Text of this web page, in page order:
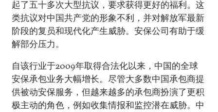
起了五十多次大型抗议，要求获得更好的福利。这
类抗议对中国共产党的形象不利，并对解放军最新
阶段的复员和现代化产生威胁。安保公司有助于缓
解部分压力。
自该行业于2009年取得合法化以来，中国的全球
安保承包业务大幅增长。尽管大多数中国承包商提
供被动安保服务，但越来越多的承包商扮演了更积
极主动的角色，例如收集情报和监控潜在威胁。中